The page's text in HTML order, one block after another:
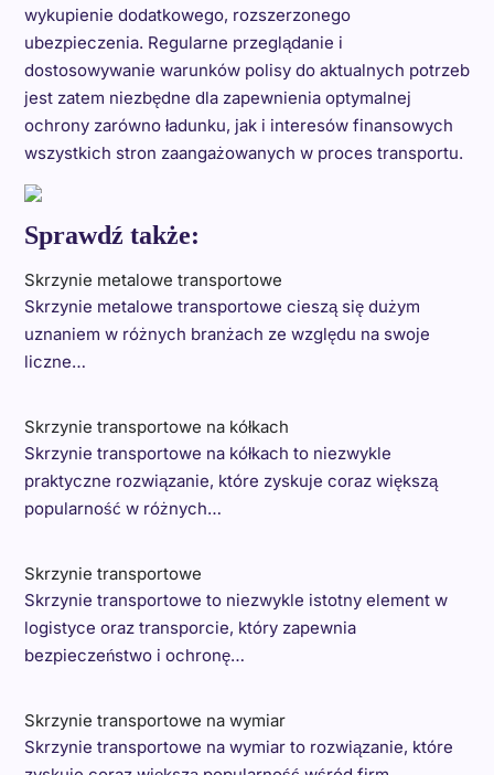
wykupienie dodatkowego, rozszerzonego
ubezpieczenia. Regularne przeglądanie i
dostosowywanie warunków polisy do aktualnych potrzeb
jest zatem niezbędne dla zapewnienia optymalnej
ochrony zarówno ładunku, jak i interesów finansowych
wszystkich stron zaangażowanych w proces transportu.
Sprawdź także:
Skrzynie metalowe transportowe
Skrzynie metalowe transportowe cieszą się dużym
uznaniem w różnych branżach ze względu na swoje
liczne…
Skrzynie transportowe na kółkach
Skrzynie transportowe na kółkach to niezwykle
praktyczne rozwiązanie, które zyskuje coraz większą
popularność w różnych…
Skrzynie transportowe
Skrzynie transportowe to niezwykle istotny element w
logistyce oraz transporcie, który zapewnia
bezpieczeństwo i ochronę…
Skrzynie transportowe na wymiar
Skrzynie transportowe na wymiar to rozwiązanie, które